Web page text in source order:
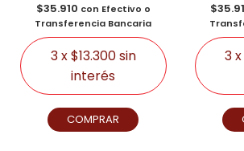
$35.910 con Efectivo o
Transferencia Bancaria
3x$13.300sin
interés
COMPRAR
3